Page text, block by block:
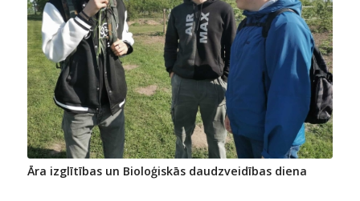
Āra izglītības un Bioloģiskās daudzveidības diena